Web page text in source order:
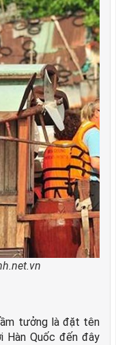
tưởng là đặt tên
Hàn Quốc đến đây